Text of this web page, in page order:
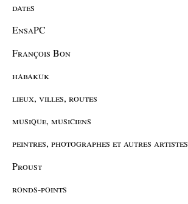
dates
EnsaPC
François Bon
habakuk
lieux, villes, routes
musique, musiciens
peintres, photographes et autres artistes
Proust
ronds-points